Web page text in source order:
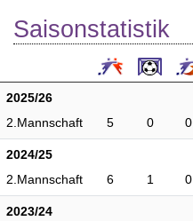
Saisonstatistik
2025/26
2.Mannschaft
5 0 0
2024/25
2.Mannschaft
6 1 0
2023/24